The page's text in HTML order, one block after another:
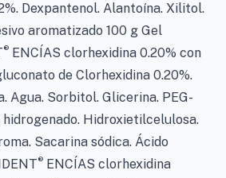
Dexpantenol. Alantoína. Xilitol.
aromatizado 100 g Gel
® ENCÍAS clorhexidina 0.20% con
de Clorhexidina 0.20%.
Agua. Sorbitol. Glicerina. PEG-
Hidroxietilcelulosa.
Sacarina sódica. Ácido
® ENCÍAS clorhexidina